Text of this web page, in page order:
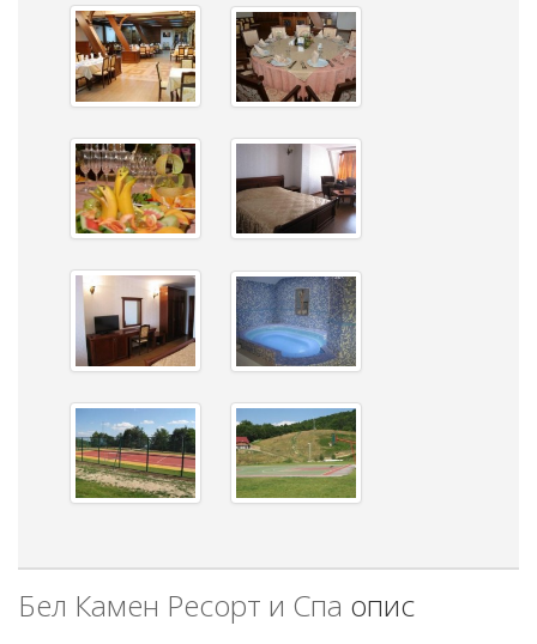
Бел Камен Ресорт и Спа опис